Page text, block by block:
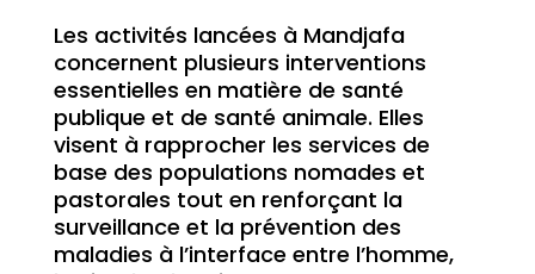
Les activités lancées à Mandjafa
concernent plusieurs interventions
essentielles en matière de santé
publique et de santé animale. Elles
visent à rapprocher les services de
base des populations nomades et
pastorales tout en renforçant la
surveillance et la prévention des
maladies à l’interface entre l’homme,